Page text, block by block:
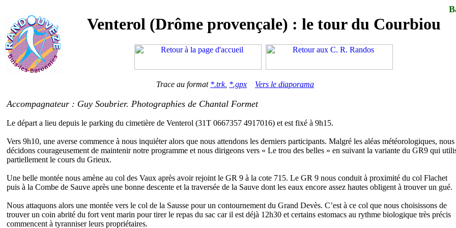
Venterol (Drôme provençale) : le tour du Courbiou
Trace au format *.trk, *.gpx Vers le diaporama
Accompagnateur : Guy Soubrier. Photographies de Chantal Formet
Le départ a lieu depuis le parking du cimetière de Venterol (31T 0667357 4917016) et est fixé à 9h15.
Vers 9h10, une averse commence à nous inquiéter alors que nous attendons les derniers participants. Malgré les aléas météorologiques, nous
décidons courageusement de maintenir notre programme et nous dirigeons vers « Le trou des belles » en suivant la variante du GR9 qui
partiellement le cours du Grieux.
Une belle montée nous amène au col des Vaux après avoir rejoint le GR 9 à la cote 715. Le GR 9 nous conduit à proximité du col Flachet
puis à la Combe de Sauve après une bonne descente et la traversée de la Sauve dont les eaux encore assez hautes obligent à trouver un gué.
Nous attaquons alors une montée vers le col de la Sausse pour un contournement du Grand Devès. C’est à ce col que nous choisissons de
trouver un coin abrité du fort vent marin pour tirer le repas du sac car il est déjà 12h30 et certains estomacs au rythme biologique très précis
commencent à tyranniser leurs propriétaires.